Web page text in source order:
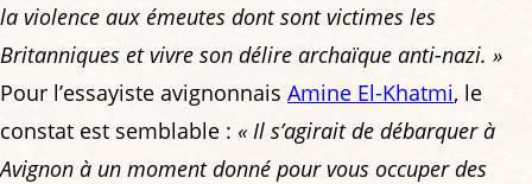
la violence aux émeutes dont sont victimes les
Britanniques et vivre son délire archaïque anti-nazi. »
Pour l’essayiste avignonnais Amine El-Khatmi, le
constat est semblable : « Il s’agirait de débarquer à
Avignon à un moment donné pour vous occuper des